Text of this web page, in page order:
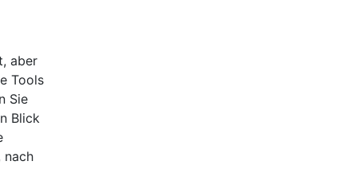
aber
Tools
Sie
Blick
nach